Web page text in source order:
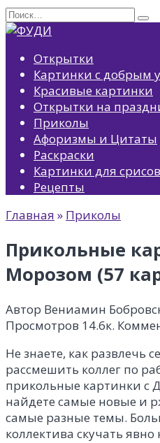
Перейти
к
Search
for:
Открытки
Картинки с добрым
Красивые картинки
Открытки на
Приколы
Афоризмы и Цитаты
Раскраски
Картинки для
Рецепты
Главная » Приколы
Прикольные
Морозом (57
Автор Вениамин
Просмотров 14.6к.
Не знаете, как развлечь
рассмешить коллег по
прикольные картинки с
найдете самые новые и
самые разные темы.
коллектива скучать явно